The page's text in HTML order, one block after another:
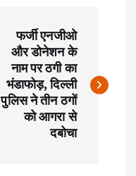
फर्जी एनजीओ
और डोनेशन के
नाम पर ठगी का
भंडाफोड़, दिल्ली
पुलिस ने तीन ठगों
को आगरा से
दबोचा